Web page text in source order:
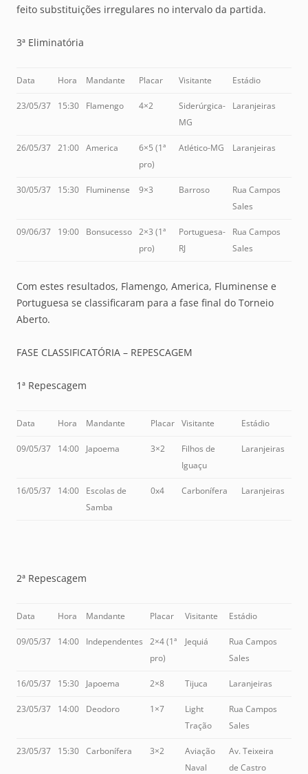
feito substituições irregulares no intervalo da partida.
3ª Eliminatória
Data Hora Mandante Placar Visitante Estádio
23/05/37 15:30 Flamengo 4×2
Siderúrgica-
MG
Laranjeiras
26/05/37 21:00 America
6×5 (1ª
pro)
Atlético-MG Laranjeiras
30/05/37 15:30 Fluminense 9×3 Barroso
Rua Campos
Sales
09/06/37 19:00 Bonsucesso 2×3 (1ª
pro)
Portuguesa-
RJ
Rua Campos
Sales
Com estes resultados, Flamengo, America, Fluminense e
Portuguesa se classificaram para a fase final do Torneio
Aberto.
FASE CLASSIFICATÓRIA – REPESCAGEM
1ª Repescagem
Data Hora Mandante Placar Visitante Estádio
09/05/37 14:00 Japoema 3×2
Filhos de
Iguaçu
Laranjeiras
16/05/37 14:00
Escolas de
Samba
0x4 Carbonífera Laranjeiras
2ª Repescagem
Data Hora Mandante Placar Visitante Estádio
09/05/37 14:00 Independentes
2×4 (1ª
pro)
Jequiá
Rua Campos
Sales
16/05/37 15:30 Japoema 2×8 Tijuca Laranjeiras
23/05/37 14:00 Deodoro 1×7
Light
Tração
Rua Campos
Sales
23/05/37 15:30 Carbonífera 3×2
Aviação
Naval
Av. Teixeira
de Castro